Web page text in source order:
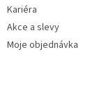
Kariéra
Akce a slevy
Moje objednávka